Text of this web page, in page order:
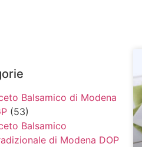
Balsamico di Modena
(53)
Balsamico
di Modena DOP